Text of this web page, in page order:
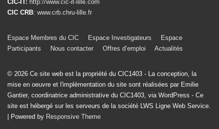
CIC-IT: http://www.cic-it-lille.com
CIC CRB: www.crb.chru-lille.fr
Menu
bas
de
page
Espace Membres du CIC Espace Investigateurs
Espace
Participants
Nous contacter Offres d’emploi Actualités
© 2026 Ce site web est la propriété du CIC1403 - La conception, la
mise en oeuvre et l'implémentation du site sont réalisées par Emilie
Gantier, coordinatrice administrative du CIC1403, via WordPress - Ce
site est hébergé sur les serveurs de la société LWS Ligne Web Service.
| Powered by Responsive Theme